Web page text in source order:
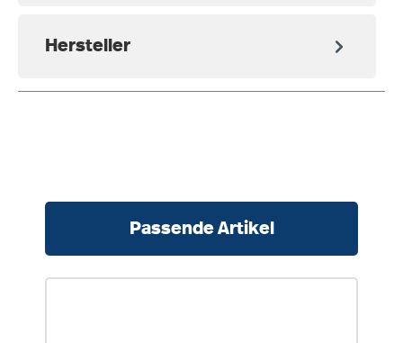
Hersteller
Passende Artikel